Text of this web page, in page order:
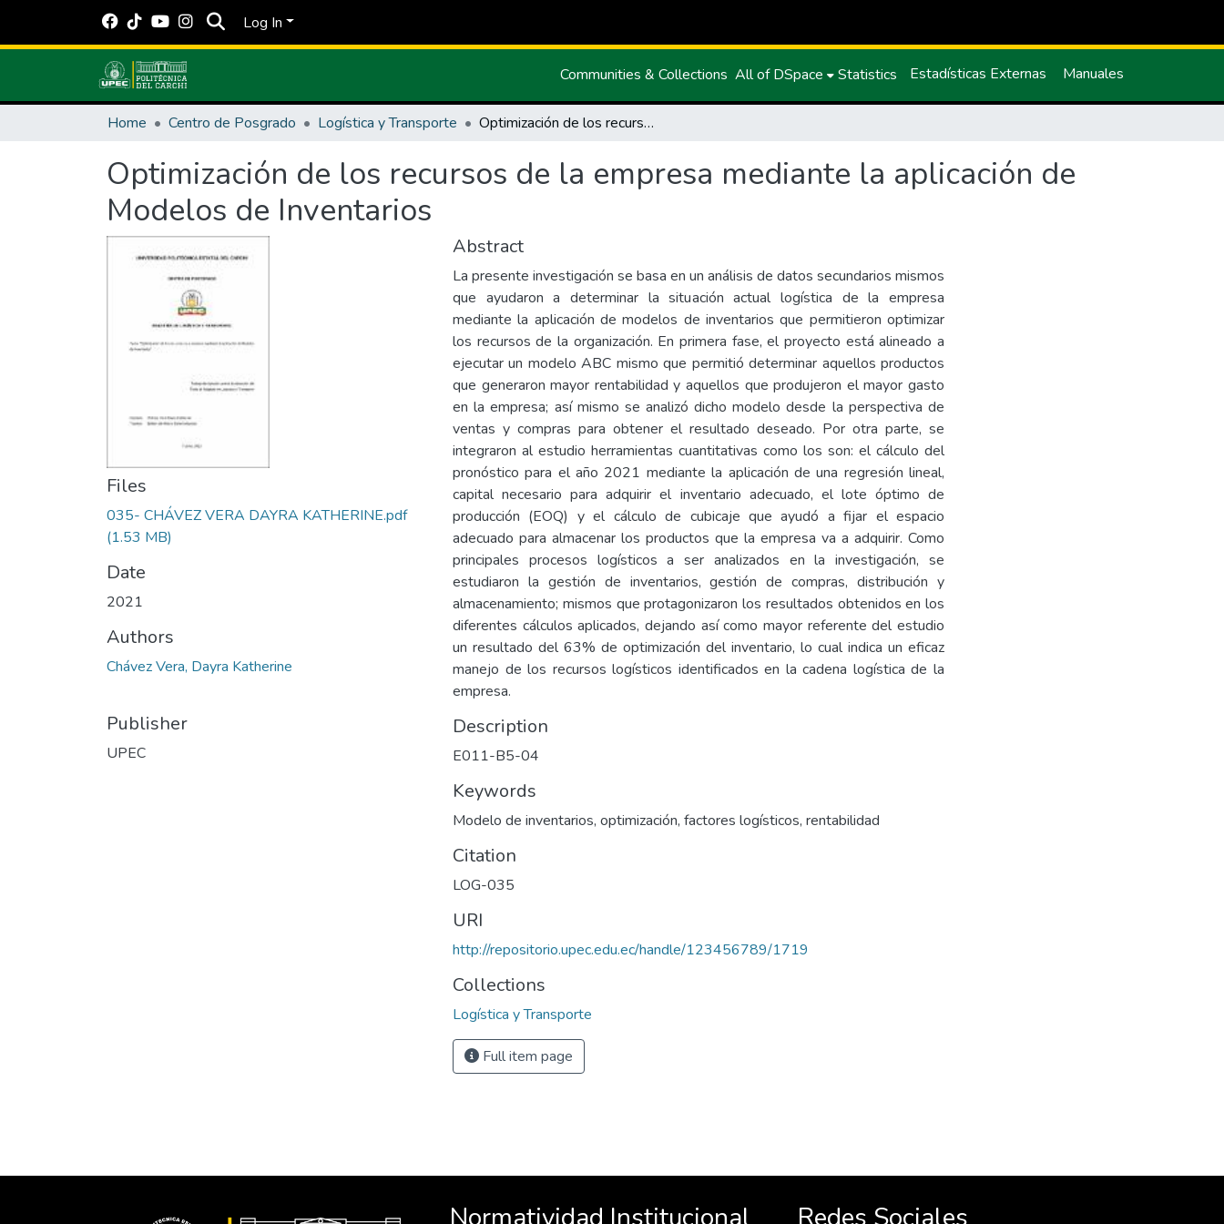
Log In
Communities & Collections All of DSpace Statistics Estadísticas Externas Manuales
Home Centro de Posgrado Logística y Transporte Optimización de los recursos de la empresa mediante la aplicación de Modelos de Inventarios
Optimización de los recursos de la empresa mediante la aplicación de
Modelos de Inventarios
Files
035- CHÁVEZ VERA DAYRA KATHERINE.pdf
(1.53 MB)
Date
2021
Authors
Chávez Vera, Dayra Katherine
Publisher
UPEC
Abstract
La presente investigación se basa en un análisis de datos secundarios mismos
que ayudaron a determinar la situación actual logística de la empresa
mediante la aplicación de modelos de inventarios que permitieron optimizar
los recursos de la organización. En primera fase, el proyecto está alineado a
ejecutar un modelo ABC mismo que permitió determinar aquellos productos
que generaron mayor rentabilidad y aquellos que produjeron el mayor gasto
en la empresa; así mismo se analizó dicho modelo desde la perspectiva de
ventas y compras para obtener el resultado deseado. Por otra parte, se
integraron al estudio herramientas cuantitativas como los son: el cálculo del
pronóstico para el año 2021 mediante la aplicación de una regresión lineal,
capital necesario para adquirir el inventario adecuado, el lote óptimo de
producción (EOQ) y el cálculo de cubicaje que ayudó a fijar el espacio
adecuado para almacenar los productos que la empresa va a adquirir. Como
principales procesos logísticos a ser analizados en la investigación, se
estudiaron la gestión de inventarios, gestión de compras, distribución y
almacenamiento; mismos que protagonizaron los resultados obtenidos en los
diferentes cálculos aplicados, dejando así como mayor referente del estudio
un resultado del 63% de optimización del inventario, lo cual indica un eficaz
manejo de los recursos logísticos identificados en la cadena logística de la
empresa.
Description
E011-B5-04
Keywords
Modelo de inventarios, optimización, factores logísticos, rentabilidad
Citation
LOG-035
URI
http://repositorio.upec.edu.ec/handle/123456789/1719
Collections
Logística y Transporte
Full item page